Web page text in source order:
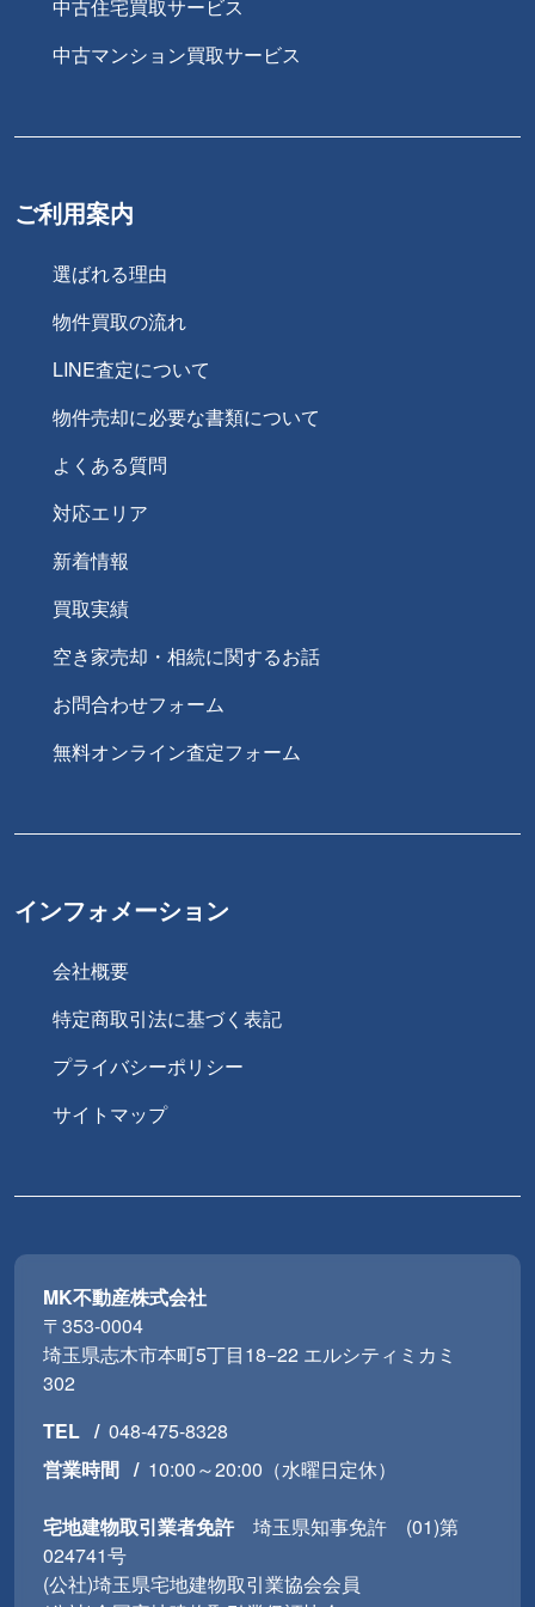
中古住宅買取サービス
中古マンション買取サービス
ご利用案内
選ばれる理由
物件買取の流れ
LINE査定について
物件売却に必要な書類について
よくある質問
対応エリア
新着情報
買取実績
空き家売却・相続に関するお話
お問合わせフォーム
無料オンライン査定フォーム
インフォメーション
会社概要
特定商取引法に基づく表記
プライバシーポリシー
サイトマップ
MK不動産株式会社
〒353-0004
埼玉県志木市本町5丁目18−22 エルシティミカミ
302
TEL
048-475-8328
営業時間
10:00～20:00（水曜日定休）
宅地建物取引業者免許埼玉県知事免許 (01)第
024741号
(公社)埼玉県宅地建物取引業協会会員